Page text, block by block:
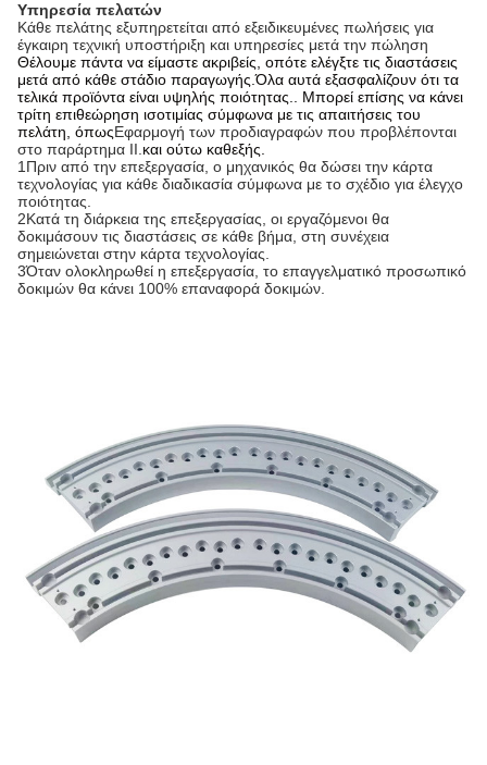
Υπηρεσία πελατών
Κάθε πελάτης εξυπηρετείται από εξειδικευμένες πωλήσεις για
έγκαιρη τεχνική υποστήριξη και υπηρεσίες μετά την πώληση
Θέλουμε πάντα να είμαστε ακριβείς, οπότε ελέγξτε τις διαστάσεις
μετά από κάθε στάδιο παραγωγής.Όλα αυτά εξασφαλίζουν ότι τα
τελικά προϊόντα είναι υψηλής ποιότητας.. Μπορεί επίσης να κάνει
τρίτη επιθεώρηση ισοτιμίας σύμφωνα με τις απαιτήσεις του
πελάτη, όπωςΕφαρμογή των προδιαγραφών που προβλέπονται
στο παράρτημα II. και ούτω καθεξής.
1Πριν από την επεξεργασία, ο μηχανικός θα δώσει την κάρτα
τεχνολογίας για κάθε διαδικασία σύμφωνα με το σχέδιο για έλεγχο
ποιότητας.
2Κατά τη διάρκεια της επεξεργασίας, οι εργαζόμενοι θα
δοκιμάσουν τις διαστάσεις σε κάθε βήμα, στη συνέχεια
σημειώνεται στην κάρτα τεχνολογίας.
3Όταν ολοκληρωθεί η επεξεργασία, το επαγγελματικό προσωπικό
δοκιμών θα κάνει 100% επαναφορά δοκιμών.